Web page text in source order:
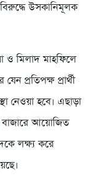
উসকানিমূলক
ও মিলাদ মাহফিলে
প্রতিপক্ষ প্রার্থী
নেওয়া হবে। এছাড়া
বাজারে আয়োজিত
লক্ষ্য করে